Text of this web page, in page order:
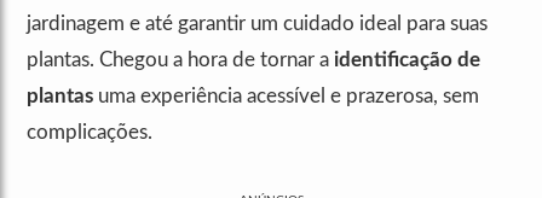
jardinagem e até garantir um cuidado ideal para suas
plantas. Chegou a hora de tornar a identificação de
plantas uma experiência acessível e prazerosa, sem
complicações.